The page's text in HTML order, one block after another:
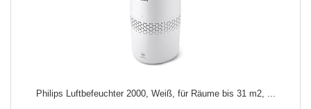
Philips Luftbefeuchter 2000, Weiß, für Räume bis 31 m2, ...